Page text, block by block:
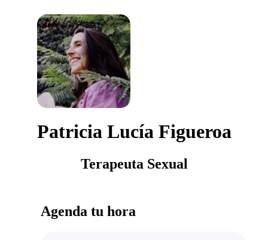
Patricia Lucía Figueroa
Terapeuta Sexual
Agenda tu hora